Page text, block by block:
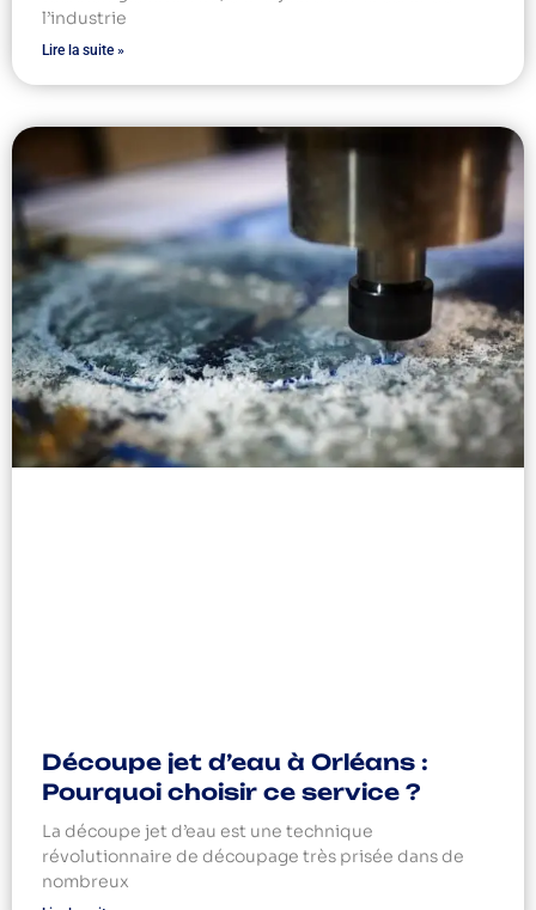
l’industrie
Lire la suite »
Découpe jet d’eau à Orléans :
Pourquoi choisir ce service ?
La découpe jet d’eau est une technique
révolutionnaire de découpage très prisée dans de
nombreux